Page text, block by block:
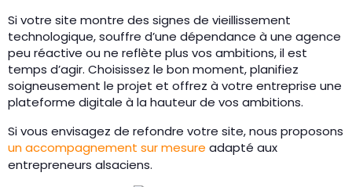
Si votre site montre des signes de vieillissement
technologique, souffre d’une dépendance à une agence
peu réactive ou ne reflète plus vos ambitions, il est
temps d’agir. Choisissez le bon moment, planifiez
soigneusement le projet et offrez à votre entreprise une
plateforme digitale à la hauteur de vos ambitions.
Si vous envisagez de refondre votre site, nous proposons
un accompagnement sur mesure adapté aux
entrepreneurs alsaciens.